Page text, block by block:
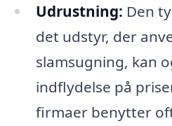
Udrustning: Den
det udstyr, der
slamsugning, kan
indflydelse på
firmaer benytter